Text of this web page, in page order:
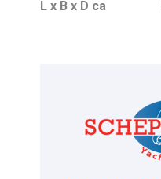
L x B x D ca